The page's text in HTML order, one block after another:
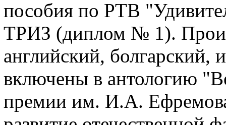
пособия по РТВ
ТРИЗ (диплом № 1).
английский, болгарский,
включены в антологию
премии им. И.А.